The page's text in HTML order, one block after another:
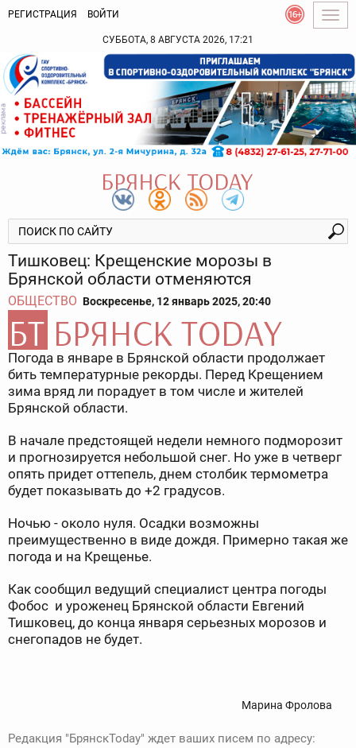
РЕГИСТРАЦИЯ ВОЙТИ
СУББОТА, 8 АВГУСТА 2026, 17:21
Тишковец: Крещенские морозы в
Брянской области отменяются
ОБЩЕСТВО Воскресенье, 12 январь 2025, 20:40
Погода в январе в Брянской области продолжает
бить температурные рекорды. Перед Крещением
зима вряд ли порадует в том числе и жителей
Брянской области.
В начале предстоящей недели немного подморозит
и прогнозируется небольшой снег. Но уже в четверг
опять придет оттепель, днем столбик термометра
будет показывать до +2 градусов.
Ночью - около нуля. Осадки возможны
преимущественно в виде дождя. Примерно такая же
погода и на Крещенье.
Как сообщил ведущий специалист центра погоды
Фобос и уроженец Брянской области Евгений
Тишковец, до конца января серьезных морозов и
снегопадов не будет.
Марина Фролова
Редакция "БрянскToday" ждет ваших писем по адресу: